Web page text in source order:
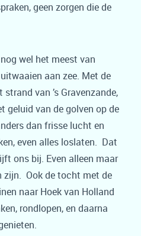
geen zorgen die de
wel het meest van
aan zee. Met de
van ’s Gravenzande,
geluid van de golven op de
dan frisse lucht en
even alles loslaten. Dat
ons bij. Even alleen maar
zijn. Ook de tocht met de
naar Hoek van Holland
rondlopen, en daarna